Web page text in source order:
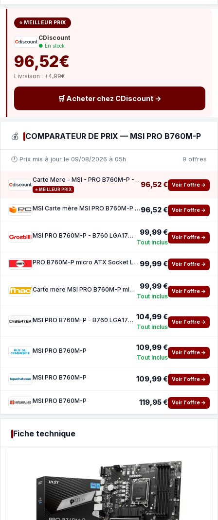
⭐ MEILLEUR PRIX
CDiscount
● En stock
96,52€
Livraison : +4,99€
🛒 Acheter chez CDiscount →
💰 COMPARATEUR DE PRIX — MSI PRO B760M-P
🕐 Prix mis à jour le 09/08/2026 à 05h 9 offres
Carte Mere - MSI - PRO B760M-P - Socket LGA1700 - DDR5
⭐ MEILLEUR PRIX
96,52 € Voir l'offre →
MSI Carte mère MSI PRO B760M-P Intel B760 LGA1700 DDR5 micro ATX PCIe 4.0 Gigabit 96,52 € Voir l'offre →
MSI PRO B760M-P - B760 LGA1700 DDR5 mATX 99,99 €
Tout inclus
Voir l'offre →
PRO B760M-P micro ATX Socket LGA1700 Chipset Intel B760 99,99 € Voir l'offre →
Carte mere MSI PRO B760M-P micro ATX Socket LGA1700 Chipset Intel B760 99,99 €
Tout inclus
Voir l'offre →
MSI PRO B760M-P - B760 LGA1700 DDR5 mATX 104,99 €
Tout inclus
Voir l'offre →
MSI PRO B760M-P 109,99 €
Tout inclus
Voir l'offre →
MSI PRO B760M-P 109,99 € Voir l'offre →
MSI PRO B760M-P 119,95 € Voir l'offre →
Fiche technique